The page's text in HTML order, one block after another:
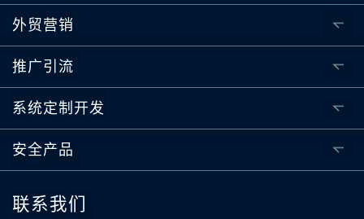
外贸营销
推广引流
系统定制开发
安全产品
联系我们